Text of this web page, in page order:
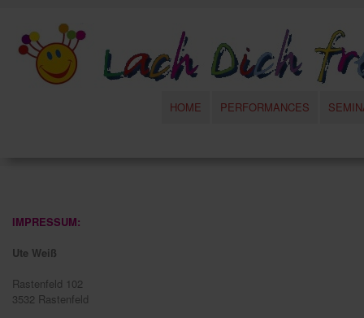
HOME PERFORMANCES
IMPRESSUM:
Ute Weiß
Rastenfeld 102
3532 Rastenfeld